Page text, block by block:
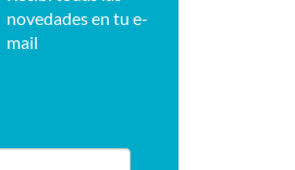
novedades en tu e-
mail